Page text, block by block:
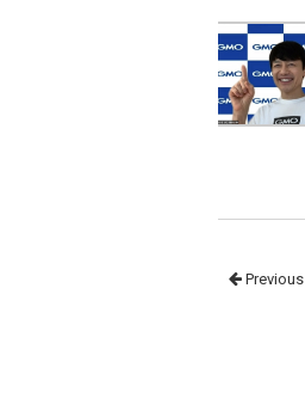
PostsPrevious